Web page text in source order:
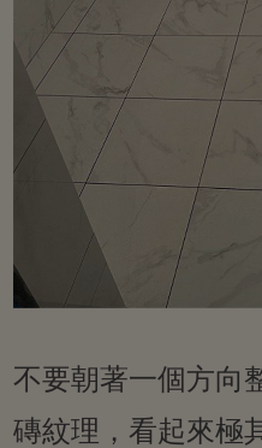
不要朝著一個方向
磚紋理，看起來極